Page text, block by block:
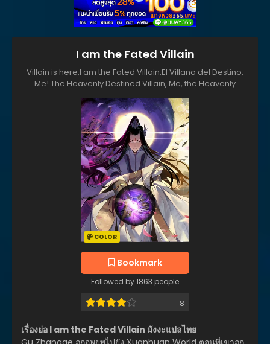
I am the Fated Villain
Villain is here,I am the Fated Villain,El Villano del Destino,
Me! The Heavenly Destined Villain, Me, the Heavenly
Villain of Destiny, Villain Is Here, Моя судьба злодея, 我こそは
大悪党, 我！天命大反派, 악역이지만 즐겁습니다
COLOR
Bookmark
Followed by 1863 people
8
เรื่องย่อ I am the Fated Villain มังงะแปลไทย